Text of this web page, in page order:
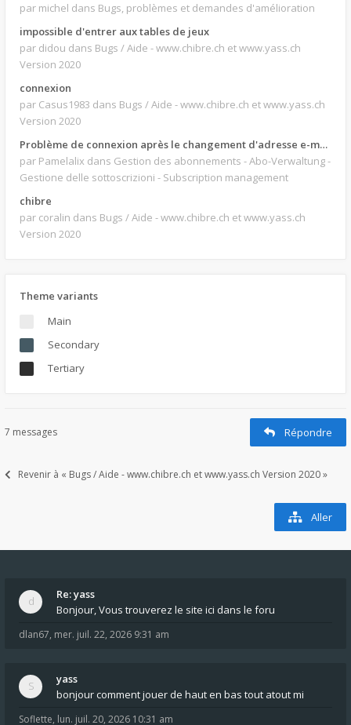
par michel dans Bugs, problèmes et demandes d'amélioration
impossible d'entrer aux tables de jeux
par didou dans Bugs / Aide - www.chibre.ch et www.yass.ch
Version 2020
connexion
par Casus1983 dans Bugs / Aide - www.chibre.ch et www.yass.ch
Version 2020
Problème de connexion après le changement d'adresse e-mail.
par Pamelalix dans Gestion des abonnements - Abo-Verwaltung -
Gestione delle sottoscrizioni - Subscription management
chibre
par coralin dans Bugs / Aide - www.chibre.ch et www.yass.ch
Version 2020
Theme variants
Main
Secondary
Tertiary
7 messages Répondre
Revenir à « Bugs / Aide - www.chibre.ch et www.yass.ch Version 2020 »
Aller
Re: yass
Bonjour, Vous trouverez le site ici dans le foru
dlan67, mer. juil. 22, 2026 9:31 am
yass
bonjour comment jouer de haut en bas tout atout mi
Soflette, lun. juil. 20, 2026 10:31 am